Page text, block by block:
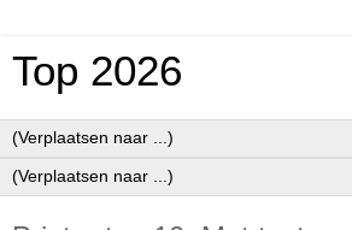
Top 2026